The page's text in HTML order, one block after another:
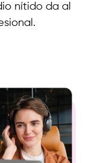
nítido da al